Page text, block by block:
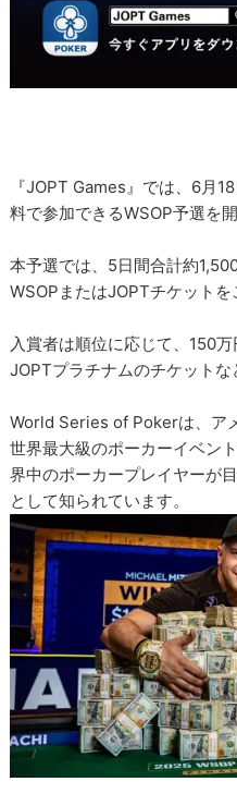
『JOPT Games』では、6月
料で参加できるWSOP予選を開
本予選では、5日間合計約
WSOPまたはJOPTチケットを
入賞者は順位に応じて、150
JOPTプラチナムのチケットな
World Series of Pokerは、ア
世界最大級のポーカーイベン
界中のポーカープレイヤーが
として知られています。